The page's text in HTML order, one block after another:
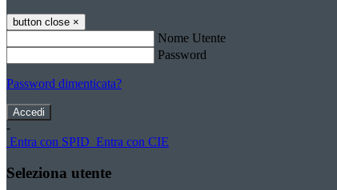
button close ×
Nome Utente
Password
Password dimenticata?
-
Entra con SPID Entra con CIE
Seleziona utente